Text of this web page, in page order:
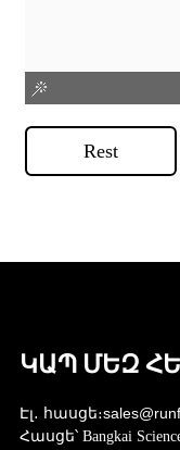
Rest
ԿԱՊ ՄԵԶ
Էլ․ հասցե։
Հասցե՝Bangkai